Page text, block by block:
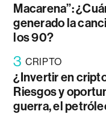
Macarena”:
generado la
los 90?
3 CRIPTO
¿Invertir en
Riesgos y
guerra, el